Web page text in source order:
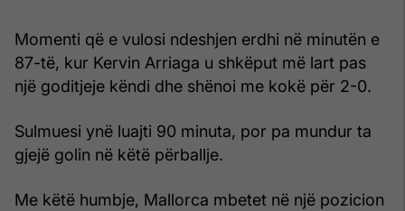
Momenti që e vulosi ndeshjen erdhi në minutën e
87-të, kur Kervin Arriaga u shkëput më lart pas
një goditjeje këndi dhe shënoi me kokë për 2-0.
Sulmuesi ynë luajti 90 minuta, por pa mundur ta
gjejë golin në këtë përballje.
Me këtë humbje, Mallorca mbetet në një pozicion